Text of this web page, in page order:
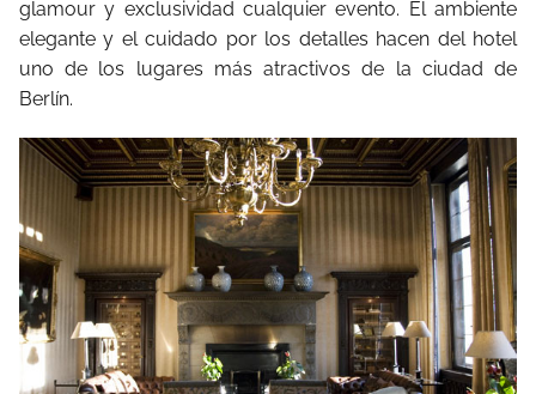
glamour y exclusividad cualquier evento. El ambiente
elegante y el cuidado por los detalles hacen del hotel
uno de los lugares más atractivos de la ciudad de
Berlín.